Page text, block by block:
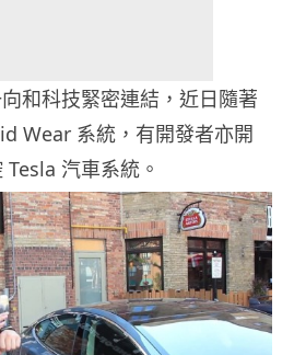
和科技緊密連結，近日隨著
Wear 系統，有開發者亦開
汽車系統。